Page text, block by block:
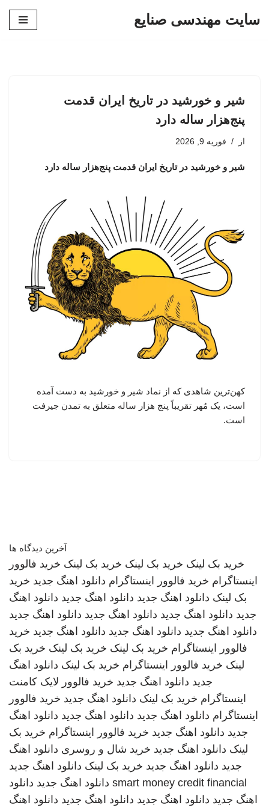
سایت مهندسی صنایع
شیر و خورشید در تاریخ ایران قدمت
پنج‌هزار ساله دارد
از فوریه 9, 2026
شیر و خورشید در تاریخ ایران قدمت پنج‌هزار ساله دارد
کهن‌ترین شاهدی که از نماد شیر و خورشید به دست آمده
است، یک مُهر تقریباً پنج هزار ساله متعلق به تمدن جیرفت
است.
آخرین دیدگاه ها
خرید بک لینک خرید بک لینک خرید بک لینک خرید فالوور
اینستاگرام خرید فالوور اینستاگرام دانلود اهنگ جدید خرید
بک لینک دانلود اهنگ جدید دانلود اهنگ جدید دانلود اهنگ
جدید دانلود اهنگ جدید دانلود اهنگ جدید دانلود اهنگ جدید
دانلود اهنگ جدید دانلود اهنگ جدید دانلود اهنگ جدید خرید
فالوور اینستاگرام خرید بک لینک خرید بک لینک خرید بک
لینک خرید فالوور اینستاگرام خرید بک لینک دانلود اهنگ
جدید دانلود اهنگ جدید خرید فالوور لایک کامنت
اینستاگرام خرید بک لینک دانلود اهنگ جدید خرید فالوور
اینستاگرام دانلود اهنگ جدید دانلود اهنگ جدید دانلود اهنگ
جدید دانلود اهنگ جدید خرید فالوور اینستاگرام خرید بک
لینک دانلود اهنگ جدید خرید شال و روسری دانلود اهنگ
جدید دانلود اهنگ جدید خرید بک لینک دانلود اهنگ جدید
smart money credit financial دانلود اهنگ جدید دانلود
اهنگ جدید دانلود اهنگ جدید دانلود اهنگ جدید دانلود اهنگ